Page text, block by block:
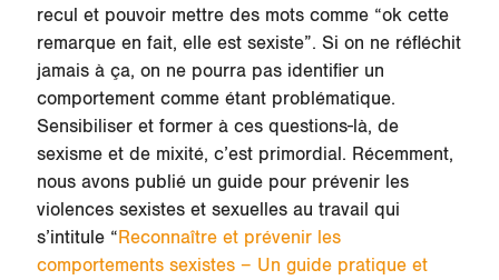
recul et pouvoir mettre des mots comme “ok cette
remarque en fait, elle est sexiste”. Si on ne réfléchit
jamais à ça, on ne pourra pas identifier un
comportement comme étant problématique.
Sensibiliser et former à ces questions-là, de
sexisme et de mixité, c’est primordial. Récemment,
nous avons publié un guide pour prévenir les
violences sexistes et sexuelles au travail qui
s’intitule “Reconnaître et prévenir les
comportements sexistes – Un guide pratique et